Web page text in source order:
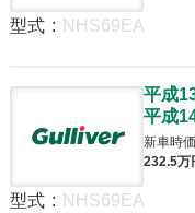
型式 : NHS69EA
平成
平成
新車時
232.5万
型式 : NHS69EA